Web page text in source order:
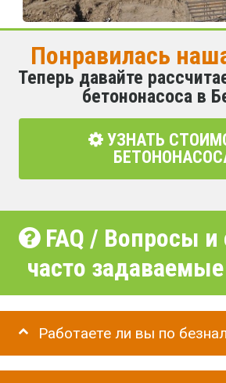
Понравилась
Теперь давайте
бетононасоса в
УЗНАТЬ
FAQ / Вопросы и
часто
Работаете ли вы по